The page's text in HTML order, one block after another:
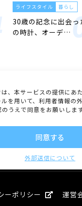
は、本サービスの提供に
を用いて、利用者情報の
うえで同意をお願いします
同意する
外部送信について
ライフスタイル 暮らし
30歳の記念に出会っ
の時計、オーデ…
ーポリシー 運営